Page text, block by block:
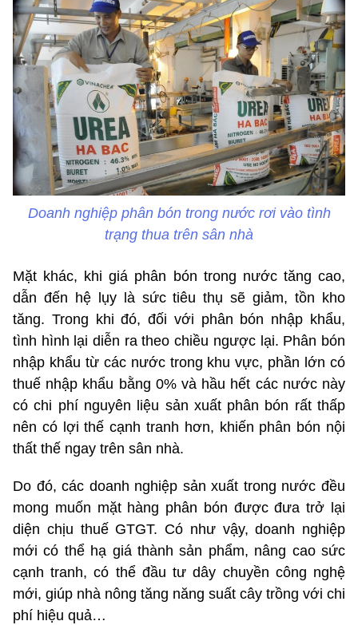
Doanh nghiệp phân bón trong nước rơi vào tình
trạng thua trên sân nhà
Mặt khác, khi giá phân bón trong nước tăng cao,
dẫn đến hệ lụy là sức tiêu thụ sẽ giảm, tồn kho
tăng. Trong khi đó, đối với phân bón nhập khẩu,
tình hình lại diễn ra theo chiều ngược lại. Phân bón
nhập khẩu từ các nước trong khu vực, phần lớn có
thuế nhập khẩu bằng 0% và hầu hết các nước này
có chi phí nguyên liệu sản xuất phân bón rất thấp
nên có lợi thế cạnh tranh hơn, khiến phân bón nội
thất thế ngay trên sân nhà.
Do đó, các doanh nghiệp sản xuất trong nước đều
mong muốn mặt hàng phân bón được đưa trở lại
diện chịu thuế GTGT. Có như vậy, doanh nghiệp
mới có thể hạ giá thành sản phẩm, nâng cao sức
cạnh tranh, có thể đầu tư dây chuyền công nghệ
mới, giúp nhà nông tăng năng suất cây trồng với chi
phí hiệu quả…